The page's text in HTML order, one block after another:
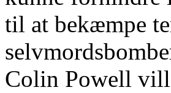
til at bekæmpe
Colin Powell